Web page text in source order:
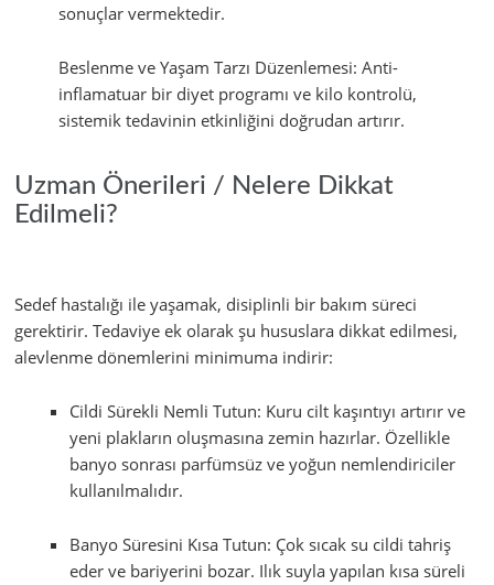
sonuçlar vermektedir.
Beslenme ve Yaşam Tarzı Düzenlemesi: Anti-
inflamatuar bir diyet programı ve kilo kontrolü,
sistemik tedavinin etkinliğini doğrudan artırır.
Uzman Önerileri / Nelere Dikkat
Edilmeli?
Sedef hastalığı ile yaşamak, disiplinli bir bakım süreci
gerektirir. Tedaviye ek olarak şu hususlara dikkat edilmesi,
alevlenme dönemlerini minimuma indirir:
Cildi Sürekli Nemli Tutun: Kuru cilt kaşıntıyı artırır ve
yeni plakların oluşmasına zemin hazırlar. Özellikle
banyo sonrası parfümsüz ve yoğun nemlendiriciler
kullanılmalıdır.
Banyo Süresini Kısa Tutun: Çok sıcak su cildi tahriş
eder ve bariyerini bozar. Ilık suyla yapılan kısa süreli